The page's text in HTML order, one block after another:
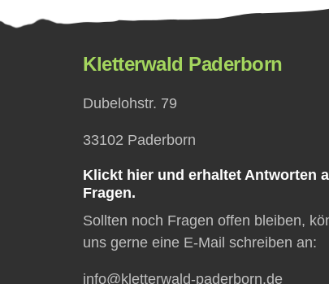
Kletterwald Paderborn
Dubelohstr. 79
33102 Paderborn
Klickt hier und erhaltet Antworten
Fragen.
Sollten noch Fragen offen bleiben,
uns gerne eine E-Mail schreiben an:
info@kletterwald-paderborn.de